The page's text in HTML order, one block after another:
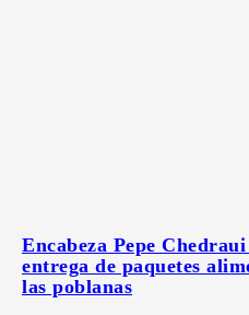
Encabeza Pepe
entrega de paquetes
las poblanas